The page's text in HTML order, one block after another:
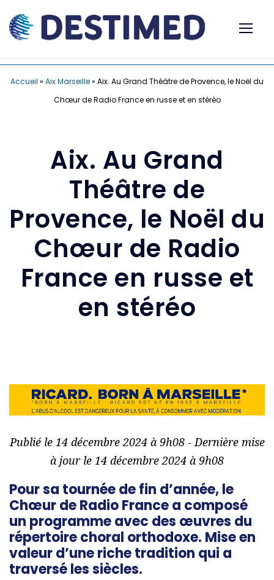
Accueil » Aix Marseille» Aix. Au Grand Théâtre de Provence, le Noël du
Chœur de Radio France en russe et en stéréo
Aix. Au Grand
Théâtre de
Provence, le Noël du
Chœur de Radio
France en russe et
en stéréo
Publié le 14 décembre 2024 à 9h08 - Dernière mise
à jour le 14 décembre 2024 à 9h08
Pour sa tournée de fin d’année, le
Chœur de Radio France a composé
un programme avec des œuvres du
répertoire choral orthodoxe. Mise en
valeur d’une riche tradition qui a
traversé les siècles.